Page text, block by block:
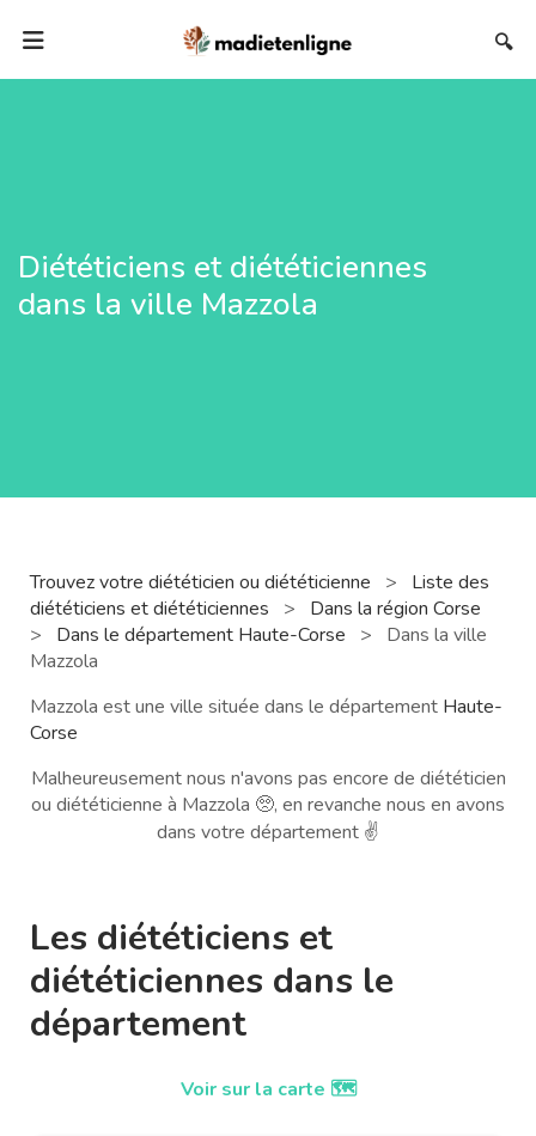
🔍
Diététiciens et diététiciennes
dans la ville Mazzola
Trouvez votre diététicien ou diététicienne >
Liste des
diététiciens et diététiciennes
>
Dans la région Corse
>
Dans le département Haute-Corse >
Dans la ville
Mazzola
Mazzola est une ville située dans le département Haute-
Corse
Malheureusement nous n'avons pas encore de diététicien
ou diététicienne à Mazzola 🥺, en revanche nous en avons
dans votre département ✌️
Les diététiciens et
diététiciennes dans le
département
Voir sur la carte 🗺️